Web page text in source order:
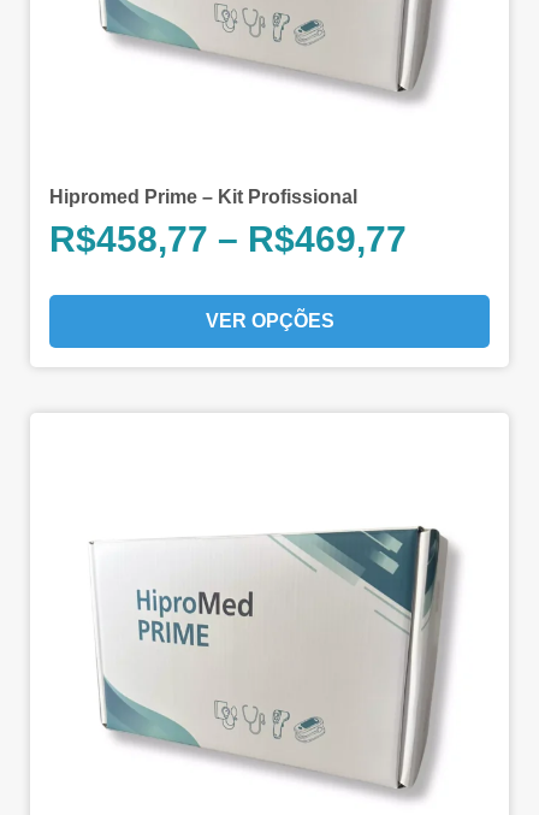
Hipromed Prime – Kit Profissional
R$458,77 – R$469,77
VER OPÇÕES